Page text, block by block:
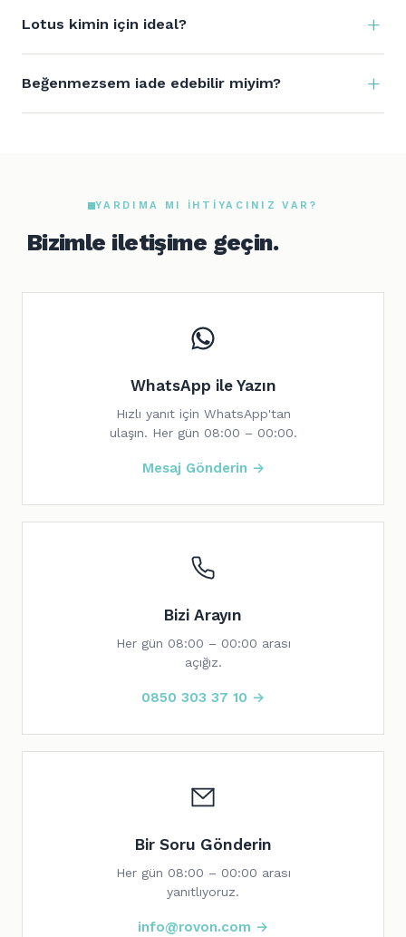
Lotus kimin için ideal?
Beğenmezsem iade edebilir miyim?
YARDIMA MI IHTIYACINIZ VAR?
Bizimle iletişime geçin.
WhatsApp ile Yazın
Hızlı yanıt için WhatsApp'tan
ulaşın. Her gün 08:00 – 00:00.
Mesaj Gönderin →
Bizi Arayın
Her gün 08:00 – 00:00 arası
açığız.
0850 303 37 10 →
Bir Soru Gönderin
Her gün 08:00 – 00:00 arası
yanıtlıyoruz.
info@rovon.com →